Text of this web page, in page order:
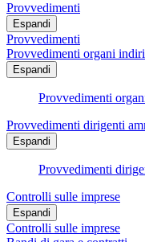
Provvedimenti
Espandi
Provvedimenti
Provvedimenti organi
Espandi
Provvedimenti
Provvedimenti dirigenti
Espandi
Provvedimenti
Controlli sulle imprese
Espandi
Controlli sulle imprese